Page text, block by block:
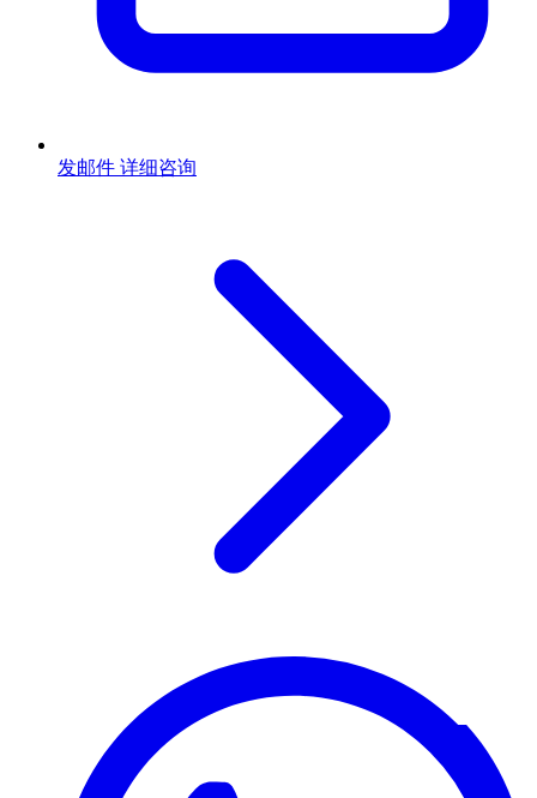
发邮件 详细咨询